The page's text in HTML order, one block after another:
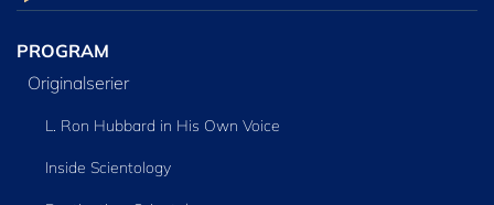
PROGRAM
Originalserier
L. Ron Hubbard in His Own Voice
Inside Scientology